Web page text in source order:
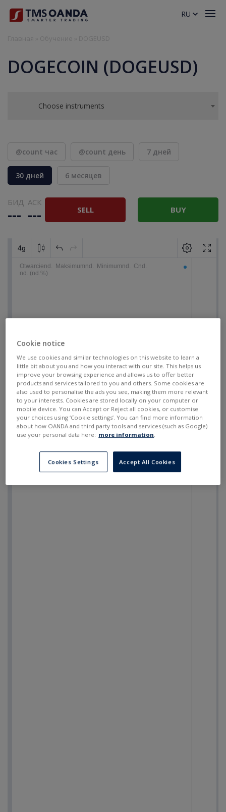
DOGECOIN (DOGEUSD)
Choose instruments
@count час @count день 7 дней
30 дней 6 месяцев
БИД
---
АСК
--- SELL BUY
RU
Cookie notice
We use cookies and similar technologies on this website to learn a
little bit about you and how you interact with our site. This helps us
improve your browsing experience and allows us to offer better
products and services tailored to you and others. Some cookies are
also used to personalise the ads you see, making them more relevant
to your interests. Cookies are stored locally on your computer or
mobile device. You can Accept or Reject all cookies, or customise
your choices using ‘Cookie settings’. You can find more information
about how OANDA and third party tools and services (such as Google)
use your personal data here: more information.
Cookies Settings Accept All Cookies